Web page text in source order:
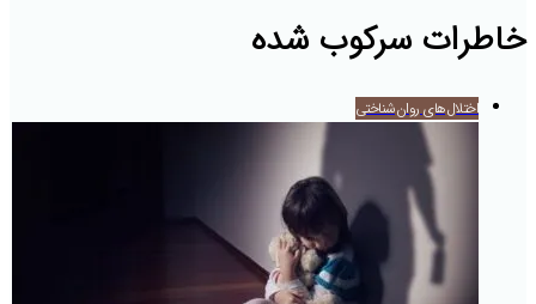
خاطرات سرکوب شده
اختلال‌های روان‌شناختی